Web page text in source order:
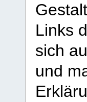
Links
sich
und